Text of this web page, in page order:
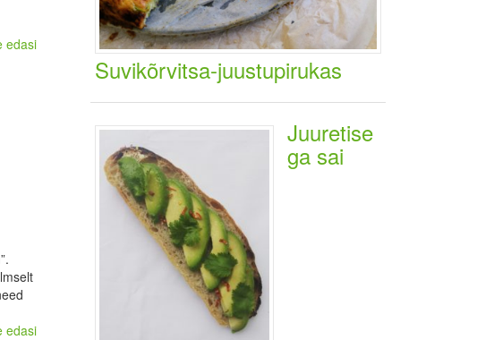
edasi
edasi
Suvikõrvitsa-juustupirukas
Juuretise
ga sai